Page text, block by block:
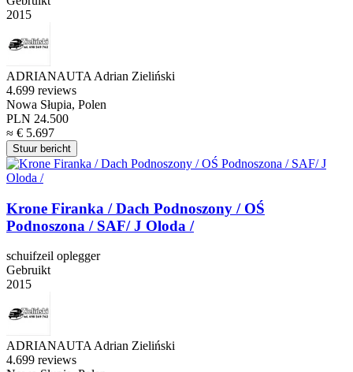
2015
ADRIANAUTA Adrian Zieliński
4.699 reviews
Nowa Słupia, Polen
PLN 24.500
≈ € 5.697
Stuur bericht
Krone Firanka / Dach Podnoszony / OŚ
Podnoszona / SAF/ J Oloda /
schuifzeil oplegger
Gebruikt
2015
ADRIANAUTA Adrian Zieliński
4.699 reviews